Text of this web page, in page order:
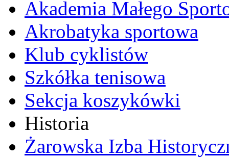
Akademia Małego
Akrobatyka sportowa
Klub cyklistów
Szkółka tenisowa
Sekcja koszykówki
Historia
Żarowska Izba